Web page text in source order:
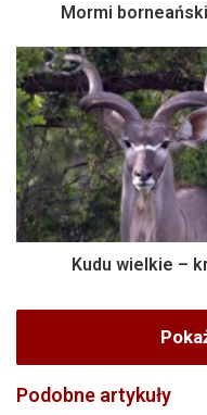
Mormi
Kudu wielkie –
Podobne artykuły